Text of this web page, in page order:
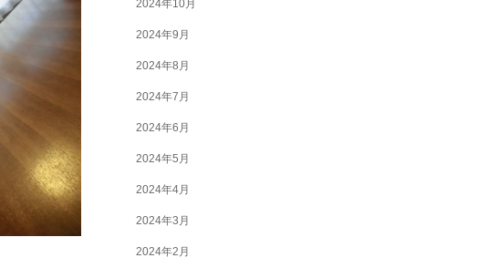
2024年10月
2024年9月
2024年8月
2024年7月
2024年6月
2024年5月
2024年4月
2024年3月
2024年2月